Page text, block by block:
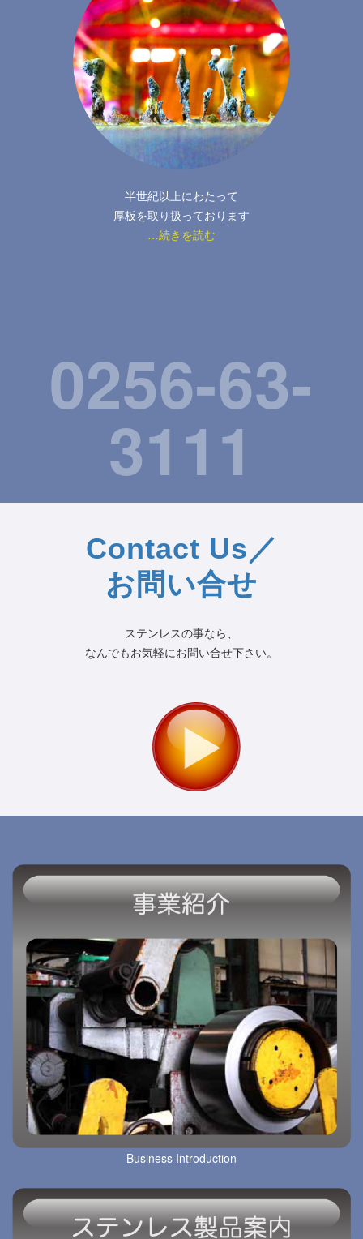
半世紀以上にわたって
厚板を取り扱っております
…続きを読む
0256-63-
3111
Contact Us／
お問い合せ
ステンレスの事なら、
なんでもお気軽にお問い合せ下さい。
Business Introduction